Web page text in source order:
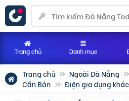
Trang chủ Ngoài Đà Nẵng
Cần Bán
Điện gia dụng khác
Trang chủ Danh mục